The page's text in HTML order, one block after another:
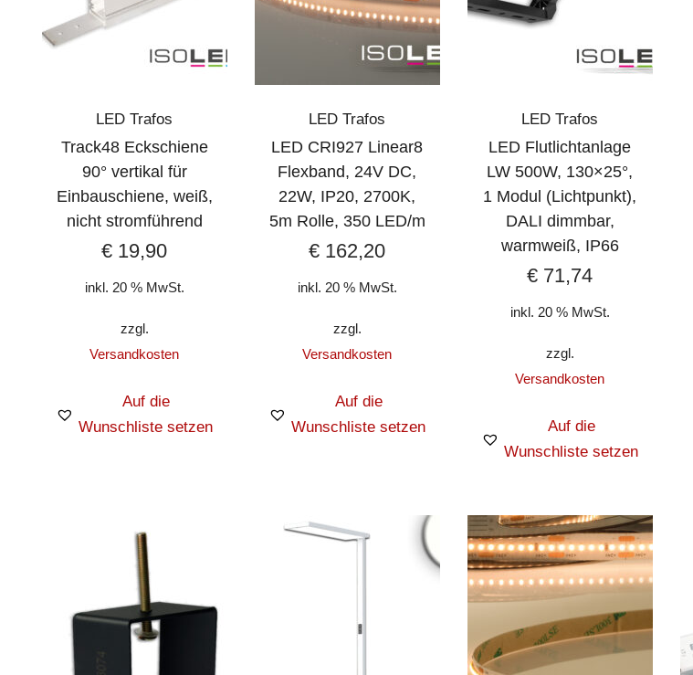
LED Trafos
Track48 Eckschiene
90° vertikal für
Einbauschiene, weiß,
nicht stromführend
€ 19,90
inkl. 20 % MwSt.
zzgl.
Versandkosten
Auf die
Wunschliste setzen
LED Trafos
LED CRI927 Linear8
Flexband, 24V DC,
22W, IP20, 2700K,
5m Rolle, 350 LED/m
€ 162,20
inkl. 20 % MwSt.
zzgl.
Versandkosten
Auf die
Wunschliste setzen
LED Trafos
LED Flutlichtanlage
LW 500W, 130×25°,
1 Modul (Lichtpunkt),
DALI dimmbar,
warmweiß, IP66
€ 71,74
inkl. 20 % MwSt.
zzgl.
Versandkosten
Auf die
Wunschliste setzen